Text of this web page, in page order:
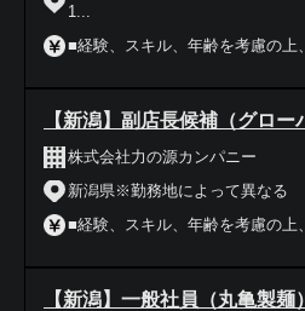
1...
■経験、スキル、年齢を考慮の上
【新潟】副店長候補（グロー
株式会社力の源カンパニー
新潟県※勤務地によって異なる
■経験、スキル、年齢を考慮の上
【新潟】一般社員（丸亀製